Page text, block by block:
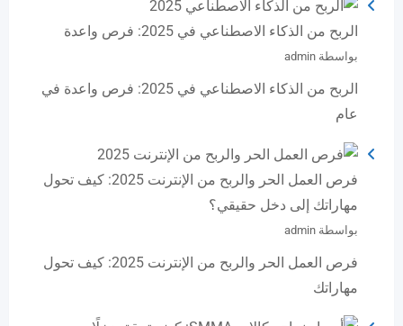
الربح من الذكاء الاصطناعي في 2025: فرص واعدة
بواسطة admin
الربح من الذكاء الاصطناعي في 2025: فرص واعدة في
عام
فرص العمل الحر والربح من الإنترنت 2025: كيف تحول
مهاراتك إلى دخل حقيقي؟
بواسطة admin
فرص العمل الحر والربح من الإنترنت 2025: كيف تحول
مهاراتك